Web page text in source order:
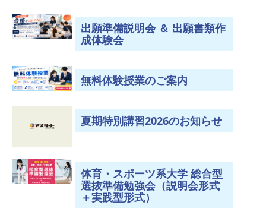
出願準備説明会 ＆ 出願書類作
成体験会
無料体験授業のご案内
夏期特別講習2026のお知らせ
体育・スポーツ系大学 総合型
選抜準備勉強会（説明会形式
＋実践型形式）